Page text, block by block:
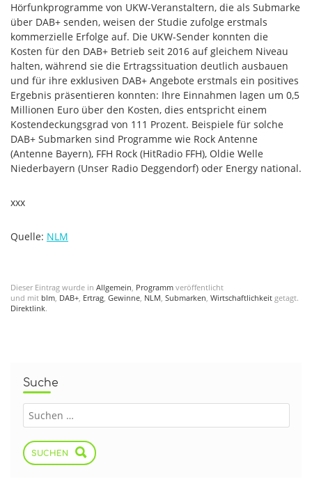
Hörfunkprogramme von UKW-Veranstaltern, die als Submarke
über DAB+ senden, weisen der Studie zufolge erstmals
kommerzielle Erfolge auf. Die UKW-Sender konnten die
Kosten für den DAB+ Betrieb seit 2016 auf gleichem Niveau
halten, während sie die Ertragssituation deutlich ausbauen
und für ihre exklusiven DAB+ Angebote erstmals ein positives
Ergebnis präsentieren konnten: Ihre Einnahmen lagen um 0,5
Millionen Euro über den Kosten, dies entspricht einem
Kostendeckungsgrad von 111 Prozent. Beispiele für solche
DAB+ Submarken sind Programme wie Rock Antenne
(Antenne Bayern), FFH Rock (HitRadio FFH), Oldie Welle
Niederbayern (Unser Radio Deggendorf) oder Energy national.
xxx
Quelle: NLM
Dieser Eintrag wurde in Allgemein, Programm veröffentlicht
und mit blm, DAB+, Ertrag, Gewinne, NLM, Submarken, Wirtschaftlichkeit getagt.
Direktlink.
Suche
SUCHEN